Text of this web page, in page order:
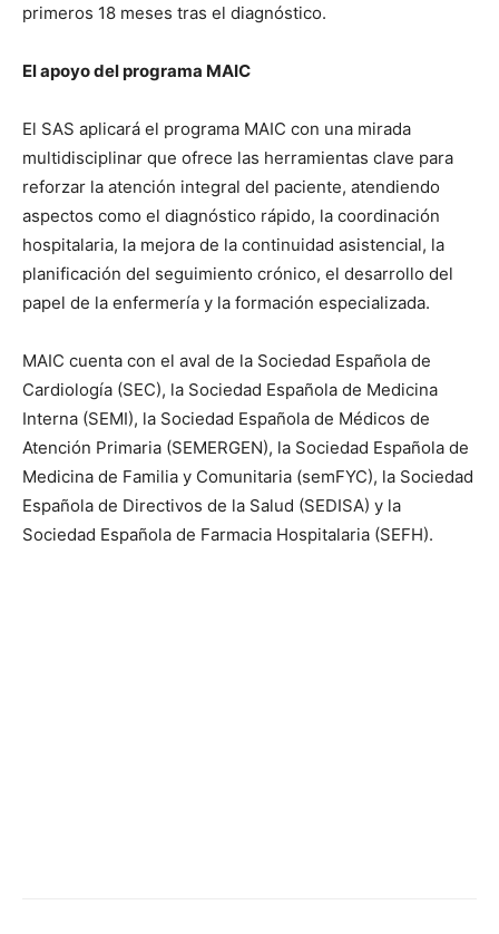
primeros 18 meses tras el diagnóstico.
El apoyo del programa MAIC
El SAS aplicará el programa MAIC con una mirada
multidisciplinar que ofrece las herramientas clave para
reforzar la atención integral del paciente, atendiendo
aspectos como el diagnóstico rápido, la coordinación
hospitalaria, la mejora de la continuidad asistencial, la
planificación del seguimiento crónico, el desarrollo del
papel de la enfermería y la formación especializada.
MAIC cuenta con el aval de la Sociedad Española de
Cardiología (SEC), la Sociedad Española de Medicina
Interna (SEMI), la Sociedad Española de Médicos de
Atención Primaria (SEMERGEN), la Sociedad Española de
Medicina de Familia y Comunitaria (semFYC), la Sociedad
Española de Directivos de la Salud (SEDISA) y la
Sociedad Española de Farmacia Hospitalaria (SEFH).